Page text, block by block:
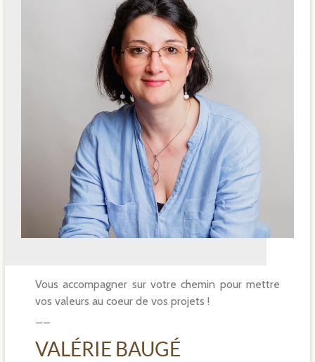
Vous accompagner sur votre chemin pour mettre
vos valeurs au coeur de vos projets !
VALÉRIE BAUGÉ